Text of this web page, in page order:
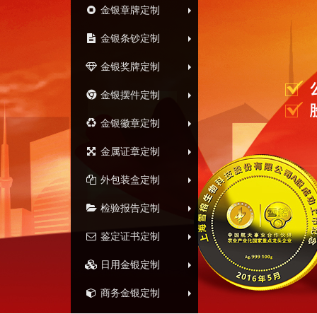
金银章牌定制
金银条钞定制
金银奖牌定制
金银摆件定制
金银徽章定制
金属证章定制
外包装盒定制
检验报告定制
鉴定证书定制
日用金银定制
商务金银定制